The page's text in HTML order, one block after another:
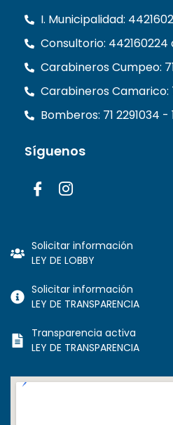
I. Municipalidad:
Consultorio: 442160224
Carabineros Cumpeo: 71
Carabineros Camarico:
Bomberos: 71 2291034 -
Síguenos
Solicitar información
LEY DE LOBBY
Solicitar información
LEY DE TRANSPARENCIA
Transparencia activa
LEY DE TRANSPARENCIA